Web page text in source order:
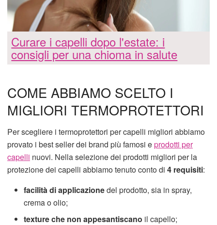
Curare i capelli dopo l'estate: i
consigli per una chioma in salute
COME ABBIAMO SCELTO I
MIGLIORI TERMOPROTETTORI
Per scegliere i termoprotettori per capelli migliori abbiamo
provato i best seller dei brand più famosi eprodotti per
capelli nuovi. Nella selezione dei prodotti migliori per la
protezione dei capelli abbiamo tenuto conto di 4 requisiti:
facilità di applicazionedel prodotto, sia in spray,
crema o olio;
texture che non appesantiscano il capello;